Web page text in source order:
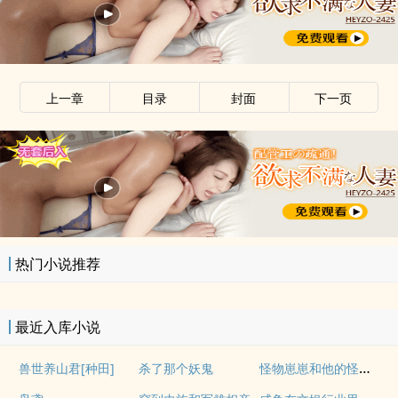
上一章 目录 封面 下一页
x
热门小说推荐
最近入库小说
兽世养山君[种田] 杀了那个妖鬼 怪物崽崽和他的怪物监护人